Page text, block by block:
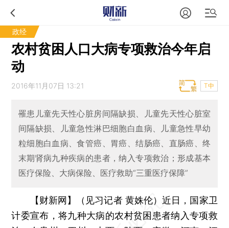
政经
农村贫困人口大病专项救治今年启
动
2016年11月07日 13:21 T中
罹患儿童先天性心脏房间隔缺损、儿童先天性心脏室
间隔缺损、儿童急性淋巴细胞白血病、儿童急性早幼
粒细胞白血病、食管癌、胃癌、结肠癌、直肠癌、终
末期肾病九种疾病的患者，纳入专项救治；形成基本
医疗保险、大病保险、医疗救助“三重医疗保障”
【财新网】（见习记者 黄姝伦）近日，国家卫
计委宣布，将九种大病的农村贫困患者纳入专项救